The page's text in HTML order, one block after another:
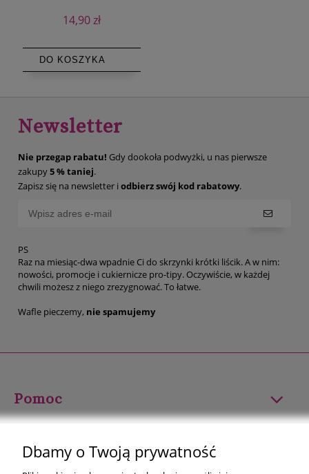
14,90 zł
DO KOSZYKA
Newsletter
Nie przegap rabatu! Gdy dookoła podwyżki, u nas pierwsze
zakupy5 % taniej.
Zapisz się na newsletter i odbierz swój kod rabatowy.
PS
Raz na miesiąc-dwa wpadnie Ci do skrzynki krótki liścik. A w nim:
nowości, promocje i cukiernicze pro-tipy. Oczywiście, w każdej
chwili możesz z niego zrezygnować. To łatwe.
Wafle pieczemy, nie spamujemy
Pomoc
Płatności i dostawa
Dbamy o Twoją prywatność